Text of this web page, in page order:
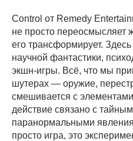
Control от Remedy
не просто переосмысляет
его трансформирует.
научной фантастики,
экшн-игры. Всё, что мы
шутерах — оружие,
смешивается с
действие связано с
паранормальными
просто игра, это